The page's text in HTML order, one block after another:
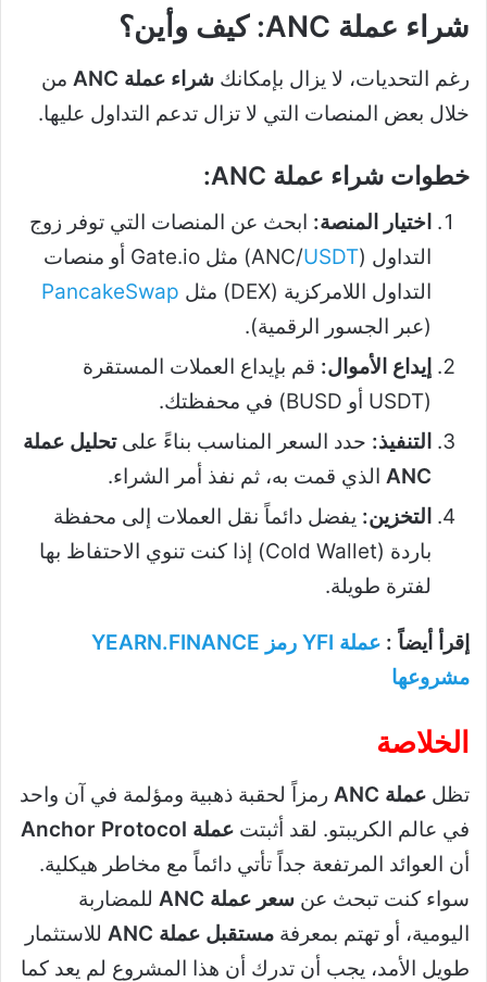
شراء عملة ANC: كيف وأين؟
رغم التحديات، لا يزال بإمكانك شراء عملة ANC
من
خلال بعض المنصات التي لا تزال تدعم التداول عليها.
خطوات شراء عملة ANC:
اختيار المنصة: ابحث عن المنصات التي توفر زوج
التداول (ANC/USDT
) مثل Gate.io أو منصات
التداول اللامركزية (DEX) مثل
PancakeSwap
(عبر الجسور الرقمية).
إيداع الأموال: قم بإيداع العملات المستقرة
(USDT أو BUSD) في محفظتك.
التنفيذ: حدد السعر المناسب بناءً علىتحليل عملة
ANC الذي قمت به، ثم نفذ أمر الشراء.
التخزين: يفضل دائماً نقل العملات إلى محفظة
باردة (Cold Wallet) إذا كنت تنوي الاحتفاظ بها
لفترة طويلة.
إقرأ أيضاً :
عملة YFI رمز YEARN.FINANCE
مشروعها
الخلاصة
تظل عملة ANC
رمزاً لحقبة ذهبية ومؤلمة في آن واحد
في عالم الكريبتو. لقد أثبتت عملة Anchor Protocol
أن العوائد المرتفعة جداً تأتي دائماً مع مخاطر هيكلية.
سواء كنت تبحث عن سعر عملة ANC
للمضاربة
اليومية، أو تهتم بمعرفة مستقبل عملة ANC
للاستثمار
طويل الأمد، يجب أن تدرك أن هذا المشروع لم يعد كما